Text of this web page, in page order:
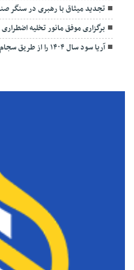
تجدید میثاق با رهبری در سنگر
برگزاری موفق مانور تخلیه
آریا سود سال ۱۴۰۴ را از طریق سجام واریز کرد